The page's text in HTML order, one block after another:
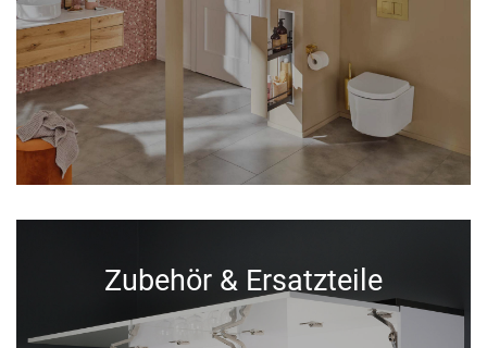
Zubehör & Ersatzteile